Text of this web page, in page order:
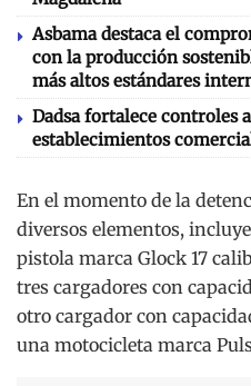
Asbama destaca el
con la producción
más altos estándares
Dadsa fortalece controles
establecimientos
En el momento de la
diversos elementos,
pistola marca Glock 17
tres cargadores con
otro cargador con
una motocicleta marca